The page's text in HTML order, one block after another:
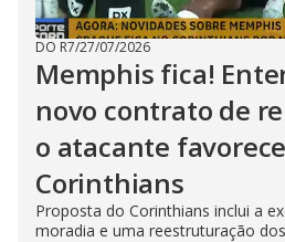
DO R7/27/07/2026
Memphis fica!
novo contrato de
o atacante
Corinthians
Proposta do Corinthians inclui a
moradia e uma reestruturação